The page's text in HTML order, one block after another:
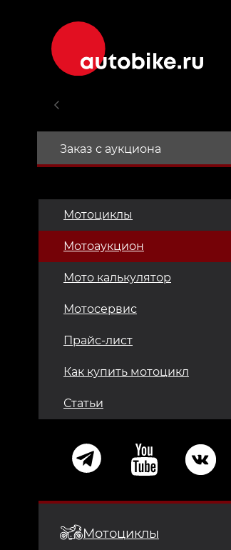
Заказ с аукциона
Мотоциклы
Мотоаукцион
Мото калькулятор
Мотосервис
Прайс-лист
Как купить мотоцикл
Статьи
Мотоциклы